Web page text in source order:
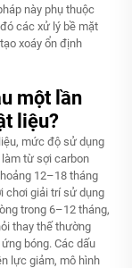
này phụ thuộc
các xử lý bề mặt
xoáy ổn định
một lần
liệu?
mức độ sử dụng
từ sợi carbon
12–18 tháng
chơi giải trí sử dụng
trong 6–12 tháng,
thay thế thường
bóng. Các dấu
lực giảm, mô hình